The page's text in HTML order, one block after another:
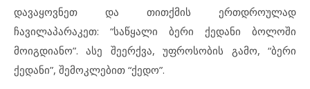
დავაყოვნეთ და თითქმის ერთდროულად
ჩავილაპარაკეთ: “საწყალი ბერი ქედანი ბოლოში
მოიგდიანო”. ასე შეერქვა, უფროსობის გამო, “ბერი
ქედანი”, შემოკლებით “ქედო”.